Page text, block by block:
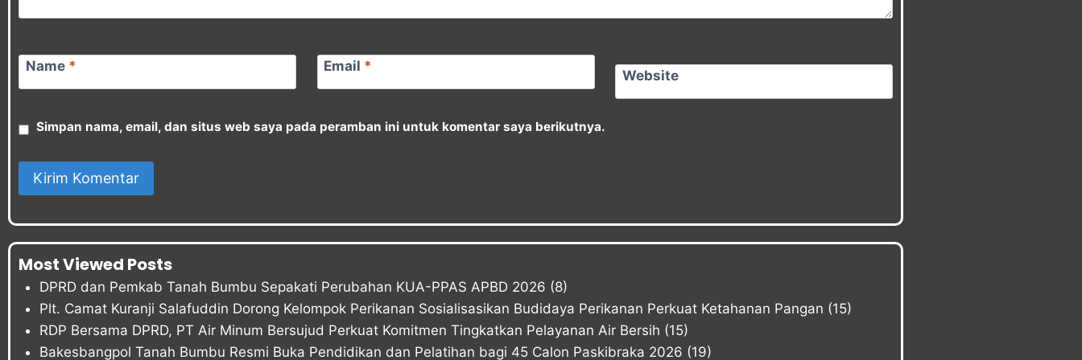
Name * Email *
Website
Simpan nama, email, dan situs web saya pada peramban ini untuk komentar saya berikutnya.
Most Viewed Posts
DPRD dan Pemkab Tanah Bumbu Sepakati Perubahan KUA-PPAS APBD 2026 (8)
Plt. Camat Kuranji Salafuddin Dorong Kelompok Perikanan Sosialisasikan Budidaya Perikanan Perkuat Ketahanan Pangan (15)
RDP Bersama DPRD, PT Air Minum Bersujud Perkuat Komitmen Tingkatkan Pelayanan Air Bersih (15)
Bakesbangpol Tanah Bumbu Resmi Buka Pendidikan dan Pelatihan bagi 45 Calon Paskibraka 2026 (19)